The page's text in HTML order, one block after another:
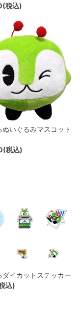
税込)
ぬいぐるみマスコット
税込)
ダイカットステッカー
込)